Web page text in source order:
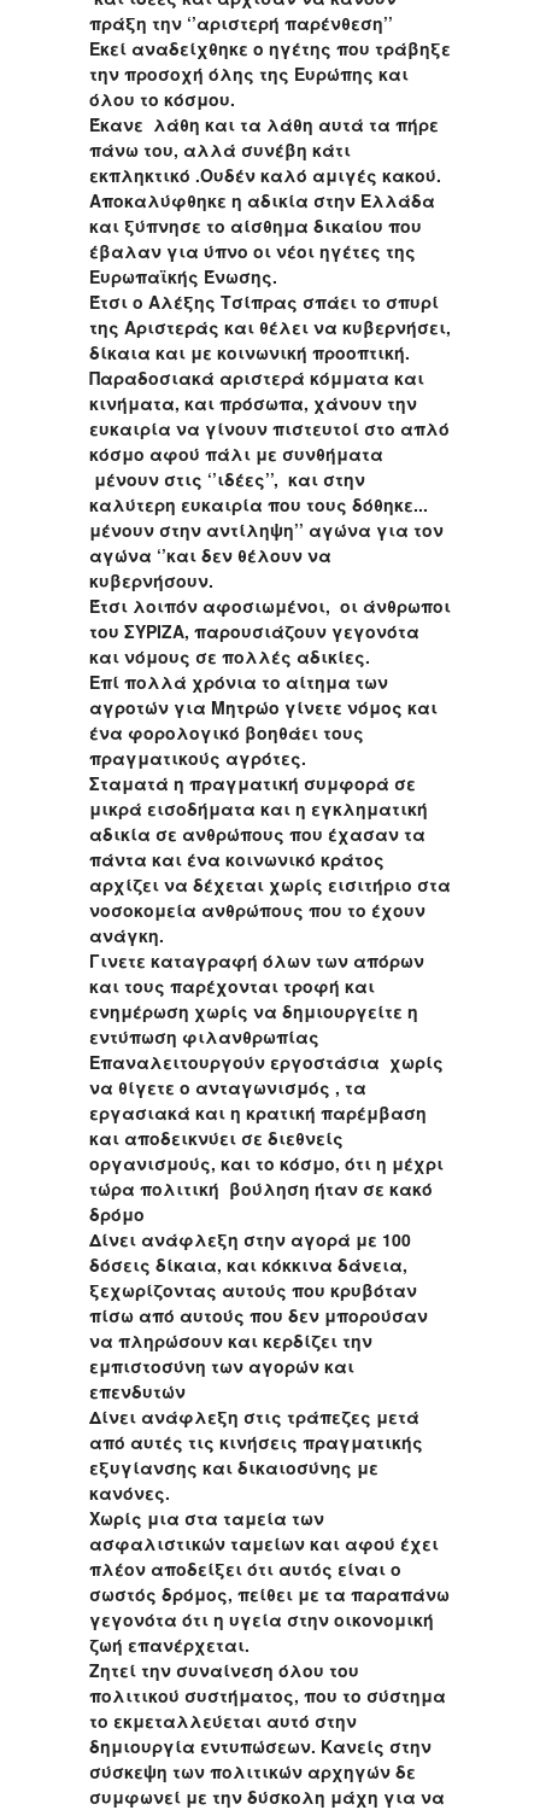
πράξη την ‘’αριστερή παρένθεση’’
Εκεί αναδείχθηκε ο ηγέτης που τράβηξε
την προσοχή όλης της Ευρώπης και
όλου το κόσμου.
Έκανε λάθη και τα λάθη αυτά τα πήρε
πάνω του, αλλά συνέβη κάτι
εκπληκτικό .Ουδέν καλό αμιγές κακού.
Αποκαλύφθηκε η αδικία στην Ελλάδα
και ξύπνησε το αίσθημα δικαίου που
έβαλαν για ύπνο οι νέοι ηγέτες της
Ευρωπαϊκής Ένωσης.
Έτσι ο Αλέξης Τσίπρας σπάει το σπυρί
της Αριστεράς και θέλει να κυβερνήσει,
δίκαια και με κοινωνική προοπτική.
Παραδοσιακά αριστερά κόμματα και
κινήματα, και πρόσωπα, χάνουν την
ευκαιρία να γίνουν πιστευτοί στο απλό
κόσμο αφού πάλι με συνθήματα
μένουν στις ‘’ιδέες’’, και στην
καλύτερη ευκαιρία που τους δόθηκε...
μένουν στην αντίληψη’’ αγώνα για τον
αγώνα ‘’και δεν θέλουν να
κυβερνήσουν.
Έτσι λοιπόν αφοσιωμένοι, οι άνθρωποι
του ΣΥΡΙΖΑ, παρουσιάζουν γεγονότα
και νόμους σε πολλές αδικίες.
Επί πολλά χρόνια το αίτημα των
αγροτών για Μητρώο γίνετε νόμος και
ένα φορολογικό βοηθάει τους
πραγματικούς αγρότες.
Σταματά η πραγματική συμφορά σε
μικρά εισοδήματα και η εγκληματική
αδικία σε ανθρώπους που έχασαν τα
πάντα και ένα κοινωνικό κράτος
αρχίζει να δέχεται χωρίς εισιτήριο στα
νοσοκομεία ανθρώπους που το έχουν
ανάγκη.
Γινετε καταγραφή όλων των απόρων
και τους παρέχονται τροφή και
ενημέρωση χωρίς να δημιουργείτε η
εντύπωση φιλανθρωπίας
Επαναλειτουργούν εργοστάσια χωρίς
να θίγετε ο ανταγωνισμός , τα
εργασιακά και η κρατική παρέμβαση
και αποδεικνύει σε διεθνείς
οργανισμούς, και το κόσμο, ότι η μέχρι
τώρα πολιτική βούληση ήταν σε κακό
δρόμο
Δίνει ανάφλεξη στην αγορά με 100
δόσεις δίκαια, και κόκκινα δάνεια,
ξεχωρίζοντας αυτούς που κρυβόταν
πίσω από αυτούς που δεν μπορούσαν
να πληρώσουν και κερδίζει την
εμπιστοσύνη των αγορών και
επενδυτών
Δίνει ανάφλεξη στις τράπεζες μετά
από αυτές τις κινήσεις πραγματικής
εξυγίανσης και δικαιοσύνης με
κανόνες.
Χωρίς μια στα ταμεία των
ασφαλιστικών ταμείων και αφού έχει
πλέον αποδείξει ότι αυτός είναι ο
σωστός δρόμος, πείθει με τα παραπάνω
γεγονότα ότι η υγεία στην οικονομική
ζωή επανέρχεται.
Ζητεί την συναίνεση όλου του
πολιτικού συστήματος, που το σύστημα
το εκμεταλλεύεται αυτό στην
δημιουργία εντυπώσεων. Κανείς στην
σύσκεψη των πολιτικών αρχηγών δε
συμφωνεί με την δύσκολη μάχη για να